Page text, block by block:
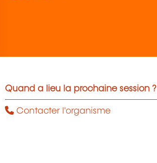
Quand a lieu la prochaine session ?
Contacter l'organisme